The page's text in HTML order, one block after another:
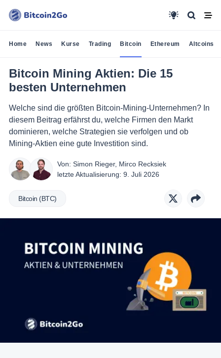
Home News Kurse Trading Bitcoin Ethereum Altcoins
Bitcoin Mining Aktien: Die 15
besten Unternehmen
Welche sind die größten Bitcoin-Mining-Unternehmen? In
diesem Beitrag erfährst du, welche Firmen den Markt
dominieren, welche Strategien sie verfolgen und ob
Mining-Aktien eine gute Investition sind.
Von: Simon Rieger, Mirco Recksiek
letzte Aktualisierung: 9. Juli 2026
Bitcoin (BTC)